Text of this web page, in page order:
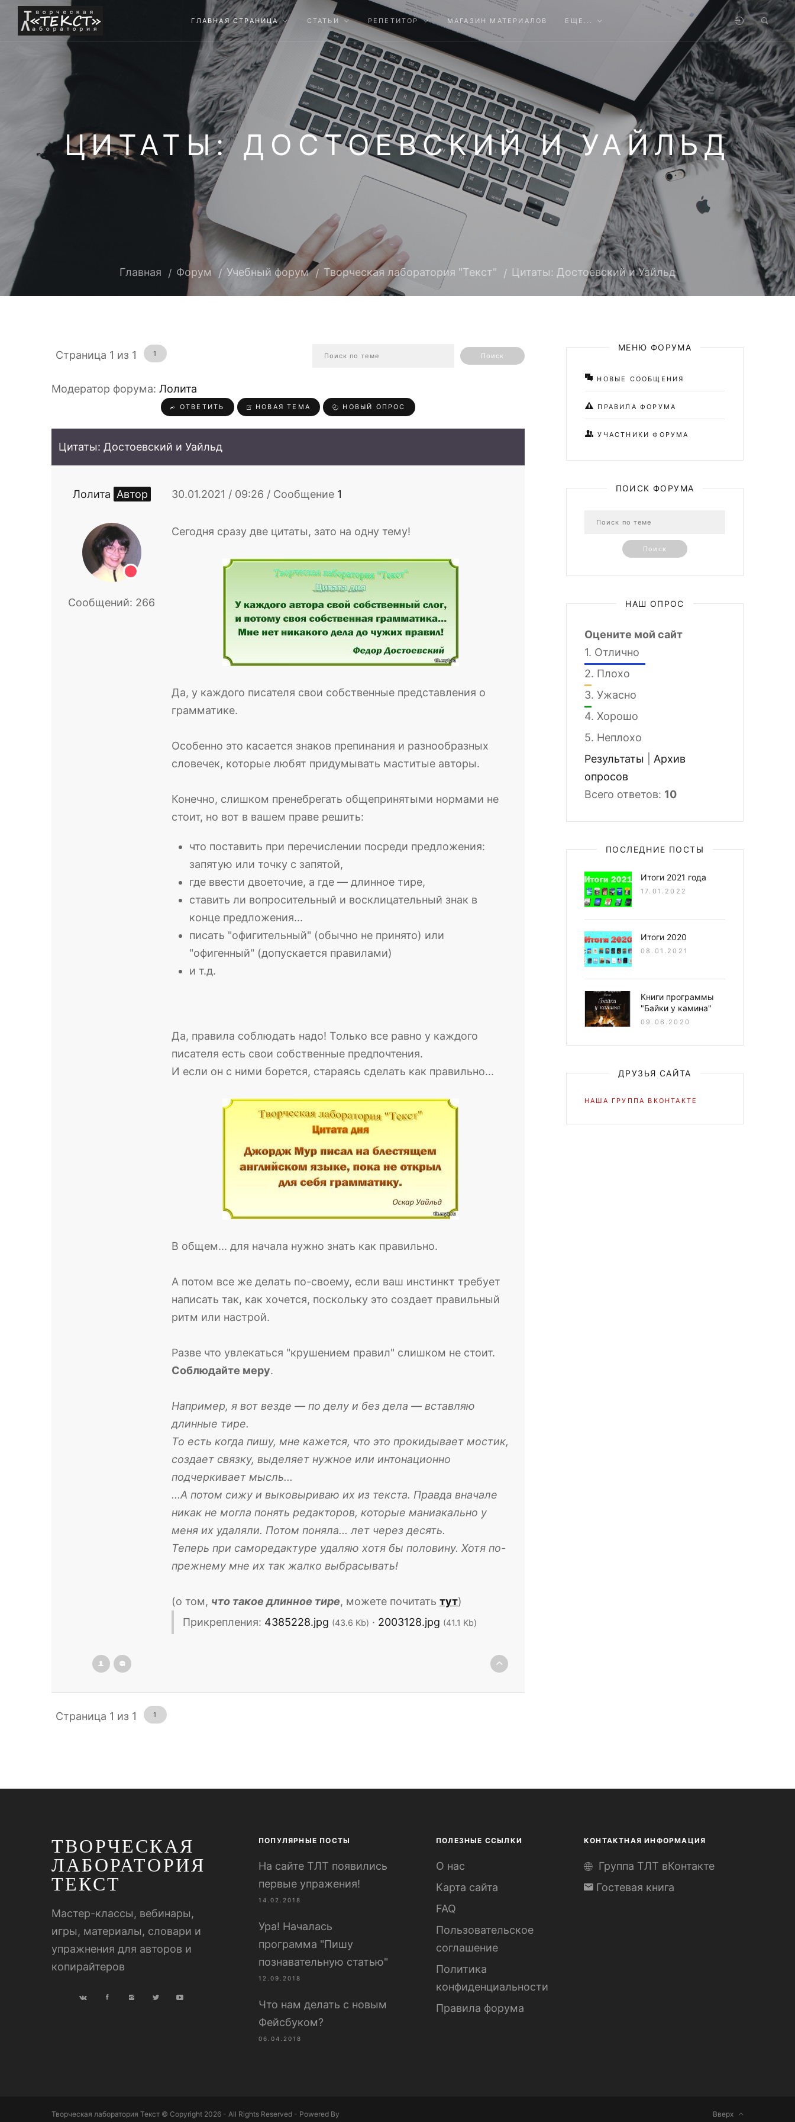
ГЛАВНАЯ СТРАНИЦА СТАТЬИ РЕПЕТИТОР МАГАЗИН МАТЕРИАЛОВ ЕЩЕ...
ЦИТАТЫ: ДОСТОЕВСКИЙ И УАЙЛЬД
Главная Форум Учебный форум Творческая лаборатория "Текст" Цитаты: Достоевский и Уайльд
Страница 1 из 1 1
Модератор форума: Лолита
ОТВЕТИТЬ НОВАЯ ТЕМА НОВЫЙ ОПРОС
Цитаты: Достоевский и Уайльд
Лолита Автор 30.01.2021 / 09:26 / Сообщение 1
Сообщений: 266
Сегодня сразу две цитаты, зато на одну тему!
Да, у каждого писателя свои собственные представления о
грамматике.
Особенно это касается знаков препинания и разнообразных
словечек, которые любят придумывать маститые авторы.
Конечно, слишком пренебрегать общепринятыми нормами не
стоит, но вот в вашем праве решить:
что поставить при перечислении посреди предложения:
запятую или точку с запятой,
где ввести двоеточие, а где — длинное тире,
ставить ли вопросительный и восклицательный знак в
конце предложения...
писать "офигительный" (обычно не принято) или
"офигенный" (допускается правилами)
и т.д.
Да, правила соблюдать надо! Только все равно у каждого
писателя есть свои собственные предпочтения.
И если он с ними борется, стараясь сделать как правильно...
В общем... для начала нужно знать как правильно.
А потом все же делать по-своему, если ваш инстинкт требует
написать так, как хочется, поскольку это создает правильный
ритм или настрой.
Разве что увлекаться "крушением правил" слишком не стоит.
Соблюдайте меру.
Например, я вот везде — по делу и без дела — вставляю
длинные тире.
То есть когда пишу, мне кажется, что это прокидывает мостик,
создает связку, выделяет нужное или интонационно
подчеркивает мысль...
...А потом сижу и выковыриваю их из текста. Правда вначале
никак не могла понять редакторов, которые маниакально у
меня их удаляли. Потом поняла... лет через десять.
Теперь при саморедактуре удаляю хотя бы половину. Хотя по-
прежнему мне их так жалко выбрасывать!
(о том, что такое длинное тире, можете почитать тут)
Прикрепления: 4385228.jpg (43.6 Kb) · 2003128.jpg (41.1 Kb)
Страница 1 из 1 1
МЕНЮ ФОРУМА
НОВЫЕ СООБЩЕНИЯ
ПРАВИЛА ФОРУМА
УЧАСТНИКИ ФОРУМА
ПОИСК ФОРУМА
НАШ ОПРОС
Оцените мой сайт
1. Отлично
2. Плохо
3. Ужасно
4. Хорошо
5. Неплохо
Результаты
Архив
опросов
Всего ответов: 10
ПОСЛЕДНИЕ ПОСТЫ
Итоги 2021 года
17.01.2022
Итоги 2020
08.01.2021
Книги программы
"Байки у камина"
09.06.2020
ДРУЗЬЯ САЙТА
НАША ГРУППА ВКОНТАКТЕ
ТВОРЧЕСКАЯ
ЛАБОРАТОРИЯ
ТЕКСТ
Мастер-классы, вебинары,
игры, материалы, словари и
упражнения для авторов и
копирайтеров
ПОПУЛЯРНЫЕ ПОСТЫ
На сайте ТЛТ появились
первые упражения!
14.02.2018
Ура! Началась
программа "Пишу
познавательную статью"
12.09.2018
Что нам делать с новым
Фейсбуком?
06.04.2018
ПОЛЕЗНЫЕ ССЫЛКИ
О нас
Карта сайта
FAQ
Пользовательское
соглашение
Политика
конфиденциальности
Правила форума
КОНТАКТНАЯ ИНФОРМАЦИЯ
Группа ТЛТ вКонтакте
Гостевая книга
Творческая лаборатория Текст © Copyright 2026 - All Rights Reserved - Powered By Вверх